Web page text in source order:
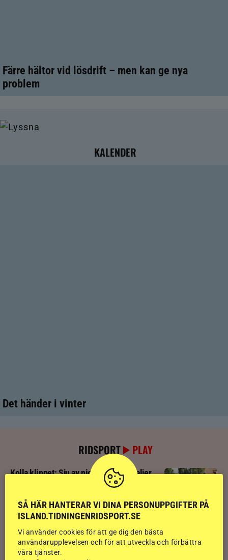
Färre hältor vid lösdrift – men kan ge nya
problem
KALENDER
Det händer i vinter
RIDSPORT PLAY
Kolla klippet: Sju av nio stilpassmedaljer
till Sverige – se de tre guldloppen
Kolla klippet: Se ritten som gav guldläge
inför finalen
SÅ HÄR HANTERAR VI DINA PERSONUPPGIFTER PÅ
ISLAND.TIDNINGENRIDSPORT.SE
Vi använder cookies för att ge dig den bästa
användarupplevelsen och för att utveckla och förbättra
våra tjänster.